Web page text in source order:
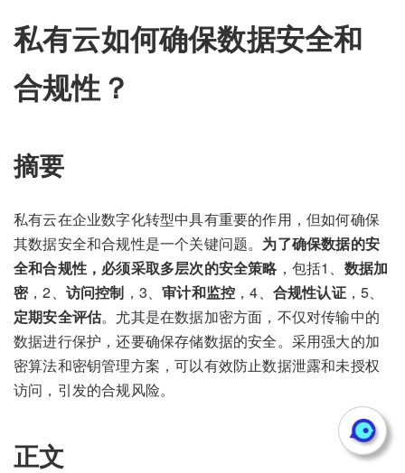
私有云如何确保数据安全和
合规性？
摘要
私有云在企业数字化转型中具有重要的作用，但如何确保
其数据安全和合规性是一个关键问题。 为了确保数据的安
全和合规性，必须采取多层次的安全策略，包括1、 数据加
密，2、 访问控制 ，3、审计和监控 ，4、 合规性认证，5、
定期安全评估。尤其是在数据加密方面，不仅对传输中的
数据进行保护，还要确保存储数据的安全。采用强大的加
密算法和密钥管理方案，可以有效防止数据泄露和未授权
访问，引发的合规风险。
正文